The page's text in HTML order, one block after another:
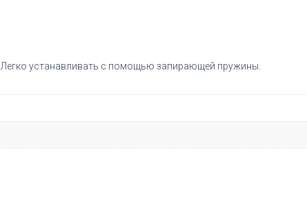
устанавливать с помощью запирающей пружины.